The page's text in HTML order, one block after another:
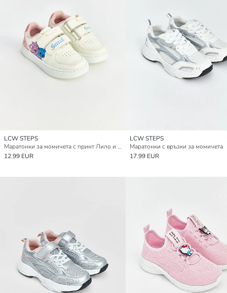
LCW STEPS
Маратонки за момичета с принт Лило и Стич
12.99 EUR
LCW STEPS
Маратонки с връзки за момичета
17.99 EUR